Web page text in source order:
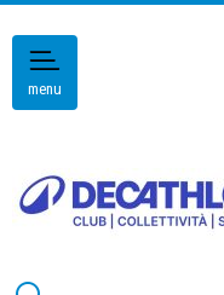
menu